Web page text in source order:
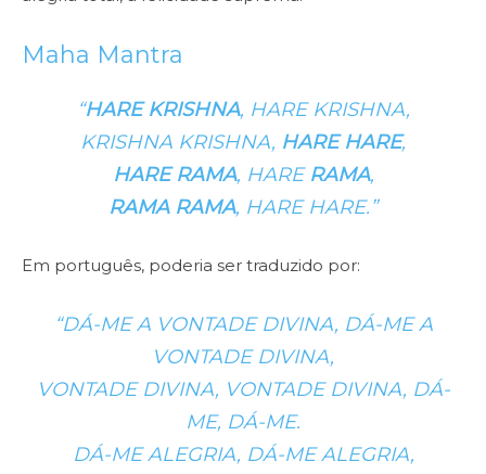
Maha Mantra
“HARE KRISHNA, HARE KRISHNA,
KRISHNA KRISHNA, HARE HARE,
HARE RAMA, HARERAMA,
RAMA RAMA, HARE HARE.”
Em português, poderia ser traduzido por:
“DÁ-ME A VONTADE DIVINA, DÁ-ME A
VONTADE DIVINA,
VONTADE DIVINA, VONTADE DIVINA, DÁ-
ME, DÁ-ME.
DÁ-ME ALEGRIA, DÁ-ME ALEGRIA,